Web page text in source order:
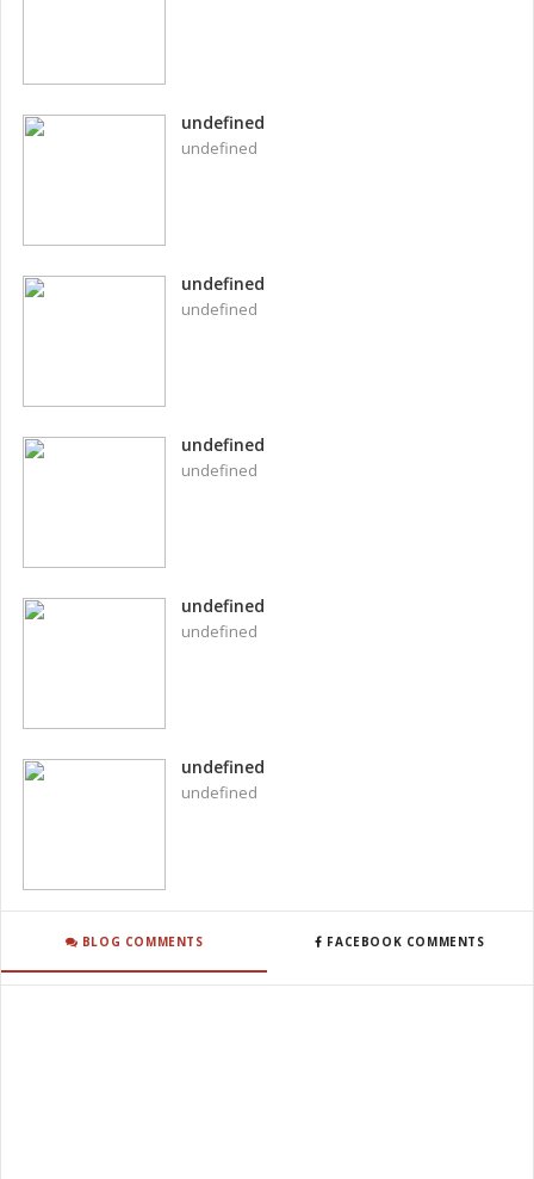
undefined
undefined
undefined
undefined
undefined
undefined
undefined
undefined
undefined
undefined
BLOG COMMENTS FACEBOOK COMMENTS